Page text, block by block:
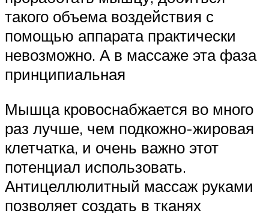
такого объема воздействия с
помощью аппарата практически
невозможно. А в массаже эта фаза
принципиальная
Мышца кровоснабжается во много
раз лучше, чем подкожно-жировая
клетчатка, и очень важно этот
потенциал использовать.
Антицеллюлитный массаж руками
позволяет создать в тканях